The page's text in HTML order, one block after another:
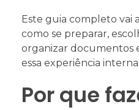
Este guia completo vai
como se preparar,
organizar documentos
essa experiência
Por que